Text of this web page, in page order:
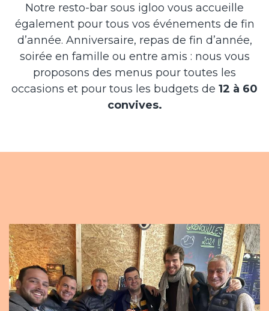
Notre resto-bar sous igloo vous accueille
également pour tous vos événements de fin
d’année. Anniversaire, repas de fin d’année,
soirée en famille ou entre amis : nous vous
proposons des menus pour toutes les
occasions et pour tous les budgets de 12 à 60
convives.